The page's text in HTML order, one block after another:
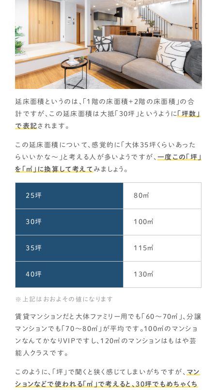
延床面積というのは、「1階の床面積＋2階の床面積」の合
計ですが、この延床面積は大抵「30坪」というように 「坪数」
で表記されます。
この延床面積について、感覚的に「大体35坪くらいあった
らいいかな～」と考える人が多いようですが、 一度この「坪」
を「㎡」に換算して考えて みましょう。
25坪 80㎡
30坪 100㎡
35坪 115㎡
40坪 130㎡
上記はおおよその値になります
賃貸マンションだと大体ファミリー用でも「60～70㎡」、分譲
マンションでも「70～80㎡」が平均です。100㎡のマンショ
ンなんてかなりVIPですし、120㎡のマンションはもはや芸
能人クラスです。
このように、「坪」で聞くと狭く感じてしまいがちですが、 マン
ションなどで使われる「㎡」で考えると、30坪でもめちゃくち